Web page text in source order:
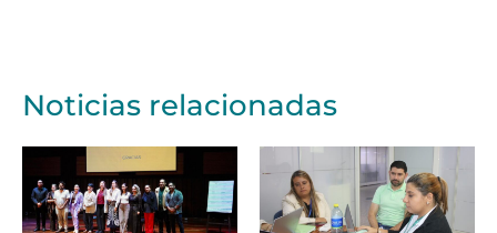
Noticias relacionadas